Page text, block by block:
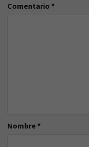
Comentario *
Nombre *